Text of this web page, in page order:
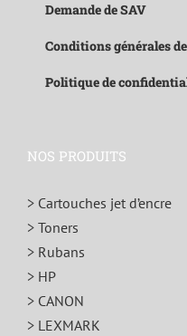
Demande de SAV
Conditions générales
Politique de
NOS PRODUITS
> Cartouches jet d’encre
> Toners
> Rubans
> HP
> CANON
> LEXMARK